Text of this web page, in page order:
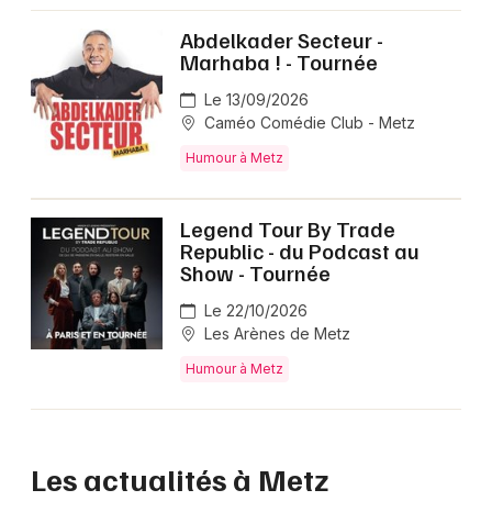
Abdelkader Secteur -
Marhaba ! - Tournée
Le 13/09/2026
Caméo Comédie Club - Metz
Humour à Metz
Legend Tour By Trade
Republic - du Podcast au
Show - Tournée
Le 22/10/2026
Les Arènes de Metz
Humour à Metz
Les actualités à Metz